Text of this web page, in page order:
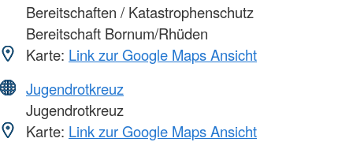
Bereitschaften / Katastrophenschutz
Bereitschaft Bornum/Rhüden
Karte: Link zur Google Maps Ansicht
Jugendrotkreuz
Jugendrotkreuz
Karte: Link zur Google Maps Ansicht